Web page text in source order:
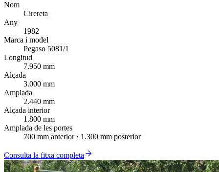
Nom
Cirereta
Any
1982
Marca i model
Pegaso 5081/1
Longitud
7.950 mm
Alçada
3.000 mm
Amplada
2.440 mm
Alçada interior
1.800 mm
Amplada de les portes
700 mm anterior · 1.300 mm posterior
Consulta la fitxa completa